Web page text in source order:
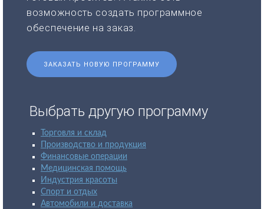
возможность создать программное
обеспечение на заказ.
ЗАКАЗАТЬ НОВУЮ ПРОГРАММУ
Выбрать другую программу
Торговля и склад
Производство и продукция
Финансовые операции
Медицинская помощь
Индустрия красоты
Спорт и отдых
Автомобили и доставка